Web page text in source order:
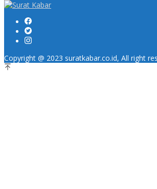
Copyright @ 2023 suratkabar.co.id, All right